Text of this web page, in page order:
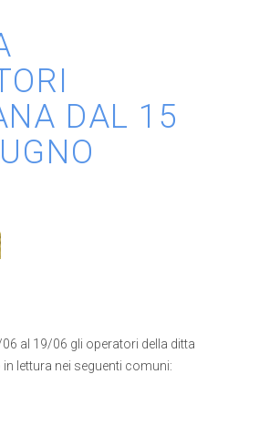
DAL 15
al 19/06 gli operatori della ditta
lettura nei seguenti comuni: